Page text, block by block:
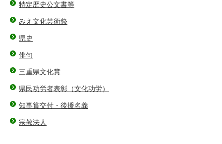
特定歴史公文書等
みえ文化芸術祭
県史
俳句
三重県文化賞
県民功労者表彰（文化功労）
知事賞交付・後援名義
宗教法人